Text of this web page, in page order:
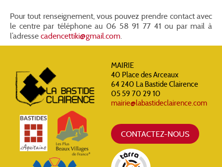
Pour tout renseignement, vous pouvez prendre contact avec
le centre par téléphone au 06 58 91 77 41 ou par mail à
l’adresse cadencettiki@gmail.com.
MAIRIE
40 Place des Arceaux
64 240 La Bastide Clairence
05 59 70 29 10
mairie@labastideclairence.com
CONTACTEZ-NOUS